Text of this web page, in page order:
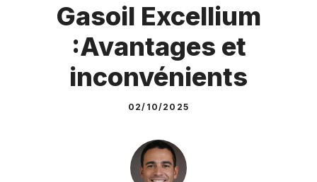
Gasoil Excellium
:Avantages et
inconvénients
02/10/2025